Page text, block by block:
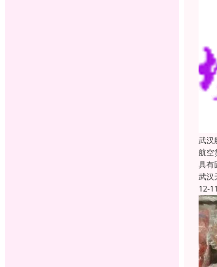
武汉
航空
具有
武汉
12-